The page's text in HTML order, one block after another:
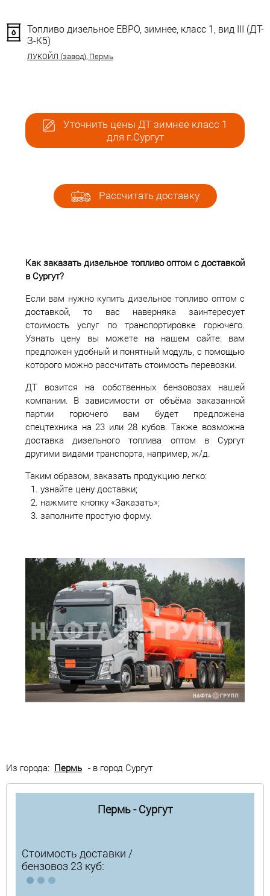
Топливо дизельное ЕВРО, зимнее, класс 1, вид III (ДТ-
З-К5)
ЛУКОЙЛ (завод), Пермь
Уточнить цены ДТ зимнее класс 1
для г.Сургут
Рассчитать доставку
Как заказать дизельное топливо оптом с доставкой
в Сургут?
Если вам нужно купить дизельное топливо оптом с
доставкой, то вас наверняка заинтересует
стоимость услуг по транспортировке горючего.
Узнать цену вы можете на нашем сайте: вам
предложен удобный и понятный модуль, с помощью
которого можно рассчитать стоимость перевозки.
ДТ возится на собственных бензовозах нашей
компании. В зависимости от объёма заказанной
партии горючего вам будет предложена
спецтехника на 23 или 28 кубов. Также возможна
доставка дизельного топлива оптом в Сургут
другими видами транспорта, например, ж/д.
Таким образом, заказать продукцию легко:
узнайте цену доставки;
нажмите кнопку «Заказать»;
заполните простую форму.
Из города: Пермь - в город Сургут
Пермь - Сургут
Стоимость доставки /
бензовоз 23 куб: